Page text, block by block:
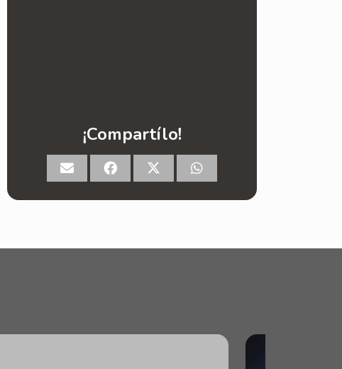
¡Compartílo!